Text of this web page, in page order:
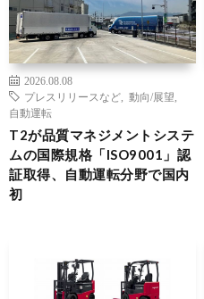
2026.08.08
プレスリリースなど
動向/展望
自動運転
T2が品質マネジメントシステ
ムの国際規格「ISO9001」認
証取得、自動運転分野で国内
初